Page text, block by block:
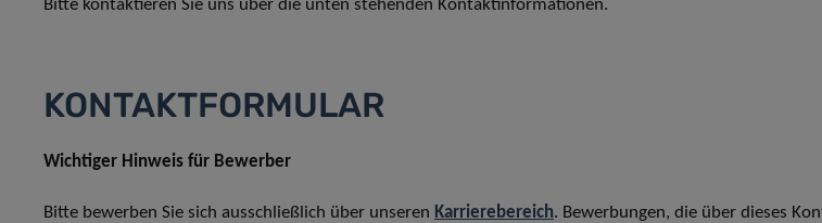
Bitte kontaktieren Sie uns über die unten stehenden Kontaktinformationen.
KONTAKTFORMULAR
Wichtiger Hinweis für Bewerber
Bitte bewerben Sie sich ausschließlich über unseren Karrierebereich. Bewerbungen, die über dieses